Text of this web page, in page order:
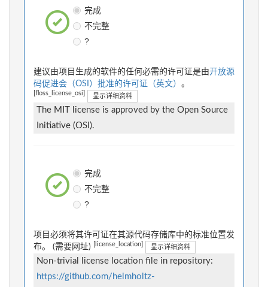
完成
不完整
?
建议由项目生成的软件的任何必需的许可证是由开放源
码促进会（OSI）批准的许可证（英文） 。
[floss_license_osi] 显示详细资料
The MIT license is approved by the Open Source
Initiative (OSI).
完成
不完整
?
项目必须将其许可证在其源代码存储库中的标准位置发
布。 (需要网址)
[license_location] 显示详细资料
Non-trivial license location file in repository:
https://github.com/helmholtz-